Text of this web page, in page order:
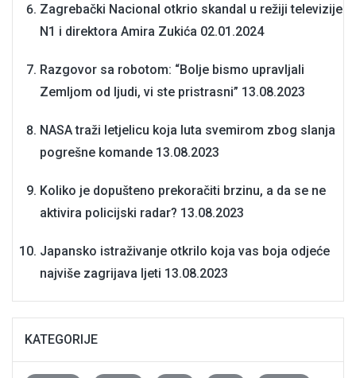
Zagrebački Nacional otkrio skandal u režiji televizije
N1 i direktora Amira Zukića 02.01.2024
Razgovor sa robotom: “Bolje bismo upravljali
Zemljom od ljudi, vi ste pristrasni” 13.08.2023
NASA traži letjelicu koja luta svemirom zbog slanja
pogrešne komande 13.08.2023
Koliko je dopušteno prekoračiti brzinu, a da se ne
aktivira policijski radar? 13.08.2023
Japansko istraživanje otkrilo koja vas boja odjeće
najviše zagrijava ljeti 13.08.2023
KATEGORIJE